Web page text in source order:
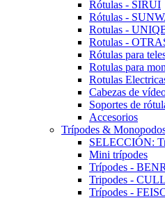
Rótulas - SIRUI
Rótulas -
Rotulas -
Rotulas -
Rótulas para
Rotulas para
Rotulas
Cabezas de
Soportes de
Accesorios
Trípodes &
SELECCIÓN:
Mini trípodes
Trípodes -
Tripodes -
Trípodes -